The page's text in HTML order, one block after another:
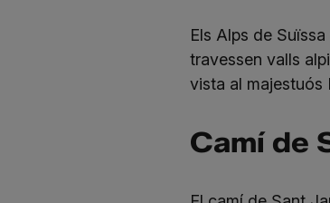
Els Alps de
travessen valls
vista al
Camí de